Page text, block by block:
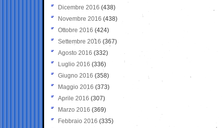
Dicembre 2016 (438)
Novembre 2016 (438)
Ottobre 2016 (424)
Settembre 2016 (367)
Agosto 2016 (332)
Luglio 2016 (336)
Giugno 2016 (358)
Maggio 2016 (373)
Aprile 2016 (307)
Marzo 2016 (369)
Febbraio 2016 (335)